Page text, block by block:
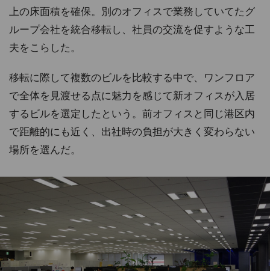
上の床面積を確保。別のオフィスで業務していてたグ
ループ会社を統合移転し、社員の交流を促すような工
夫をこらした。
移転に際して複数のビルを比較する中で、ワンフロア
で全体を見渡せる点に魅力を感じて新オフィスが入居
するビルを選定したという。前オフィスと同じ港区内
で距離的にも近く、出社時の負担が大きく変わらない
場所を選んだ。